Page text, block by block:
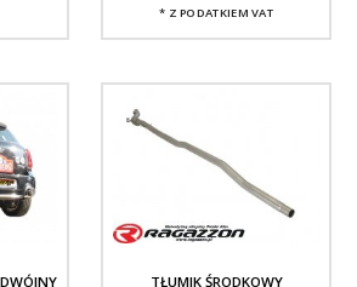
* Z PODATKIEM VAT
TŁUMIK ŚRODKOWY